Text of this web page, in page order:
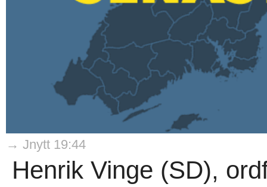
→ Jnytt 19:44
Henrik Vinge (SD),